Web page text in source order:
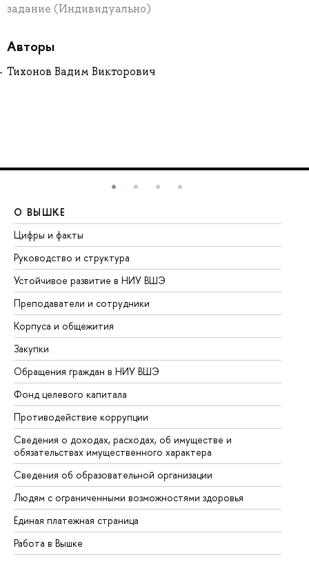
задание (Индивидуально)
Авторы
Тихонов Вадим Викторович
О ВЫШКЕ
Цифры и факты
Руководство и структура
Устойчивое развитие в НИУ ВШЭ
Преподаватели и сотрудники
Корпуса и общежития
Закупки
Обращения граждан в НИУ ВШЭ
Фонд целевого капитала
Противодействие коррупции
Сведения о доходах, расходах, об имуществе и
обязательствах имущественного характера
Сведения об образовательной организации
Людям с ограниченными возможностями здоровья
Единая платежная страница
Работа в Вышке